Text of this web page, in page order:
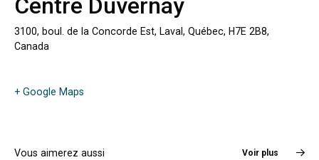
Centre Duvernay
3100, boul. de la Concorde Est, Laval, Québec, H7E 2B8,
Canada
+ Google Maps
Vous aimerez aussi Voir plus